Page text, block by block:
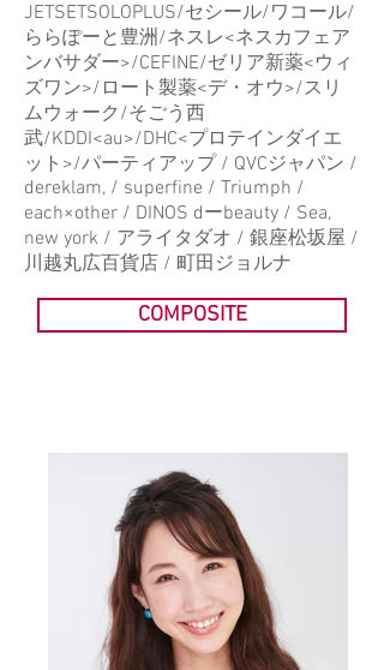
JETSETSOLOPLUS/セシール/ワコール/
ららぽーと豊洲/ネスレ<ネスカフェア
ンバサダー>/CEFINE/ゼリア新薬<ウィ
ズワン>/ロート製薬<デ・オウ>/スリ
ムウォーク/そごう西
武/KDDI<au>/DHC<プロテインダイエ
ット>/パーティアップ / QVCジャパン /
dereklam, / superfine / Triumph /
each×other / DINOS dーbeauty / Sea,
new york / アライタダオ / 銀座松坂屋 /
川越丸広百貨店 / 町田ジョルナ
COMPOSITE